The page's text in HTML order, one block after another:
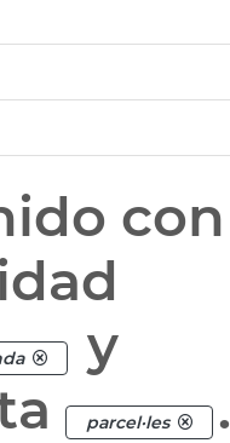
con
y
parcel·les .